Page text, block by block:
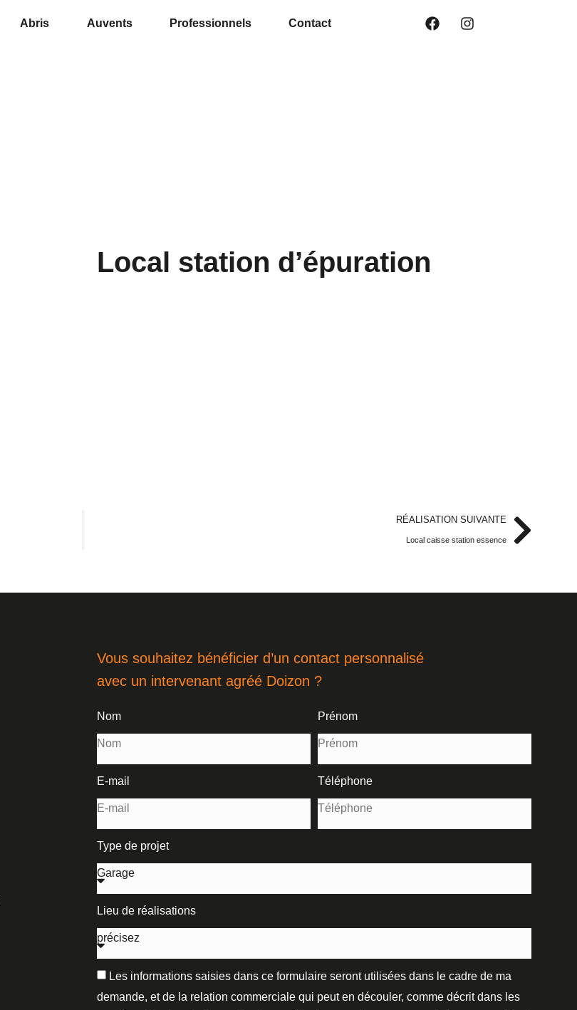
Abris Auvents Professionnels Contact
Local station d’épuration
RÉALISATION SUIVANTE
Local caisse station essence
Vous souhaitez bénéficier d’un contact personnalisé
avec un intervenant agréé Doizon ?
Nom Prénom
E-mail Téléphone
Type de projet
Lieu de réalisations
Les informations saisies dans ce formulaire seront utilisées dans le cadre de ma
demande, et de la relation commerciale qui peut en découler, comme décrit dans les